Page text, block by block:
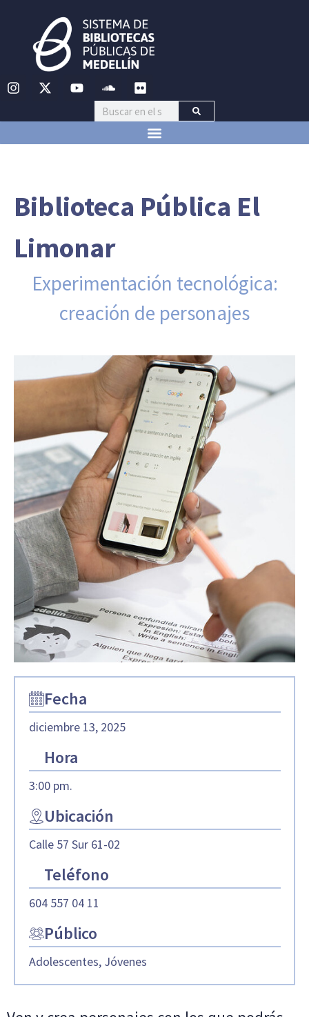
Biblioteca Pública El
Limonar
Experimentación tecnológica:
creación de personajes
Fecha
diciembre 13, 2025
Hora
3:00 pm.
Ubicación
Calle 57 Sur 61-02
Teléfono
604 557 04 11
Público
Adolescentes, Jóvenes